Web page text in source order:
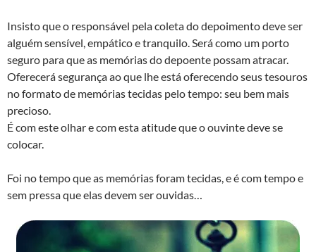
Insisto que o responsável pela coleta do depoimento deve ser
alguém sensível, empático e tranquilo. Será como um porto
seguro para que as memórias do depoente possam atracar.
Oferecerá segurança ao que lhe está oferecendo seus tesouros
no formato de memórias tecidas pelo tempo: seu bem mais
precioso.
É com este olhar e com esta atitude que o ouvinte deve se
colocar.
Foi no tempo que as memórias foram tecidas, e é com tempo e
sem pressa que elas devem ser ouvidas…